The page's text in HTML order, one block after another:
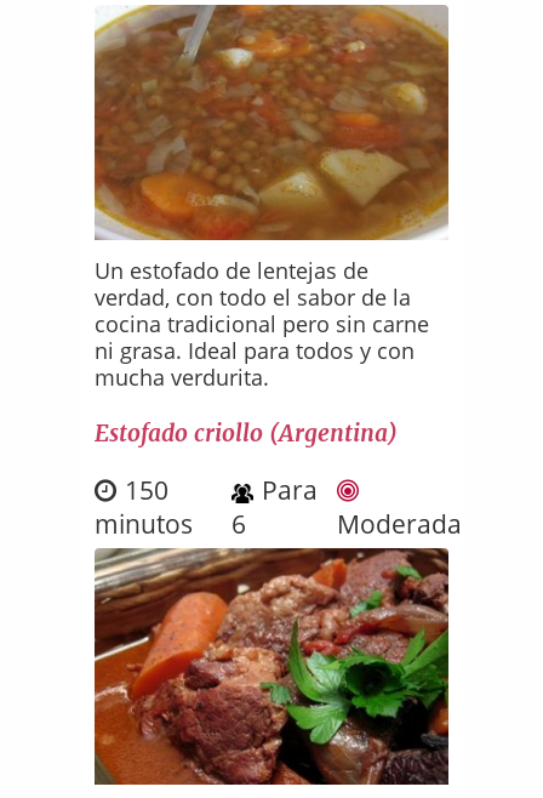
Un estofado de lentejas de
verdad, con todo el sabor de la
cocina tradicional pero sin carne
ni grasa. Ideal para todos y con
mucha verdurita.
Estofado criollo (Argentina)
150
minutos
Para
6
Moderada